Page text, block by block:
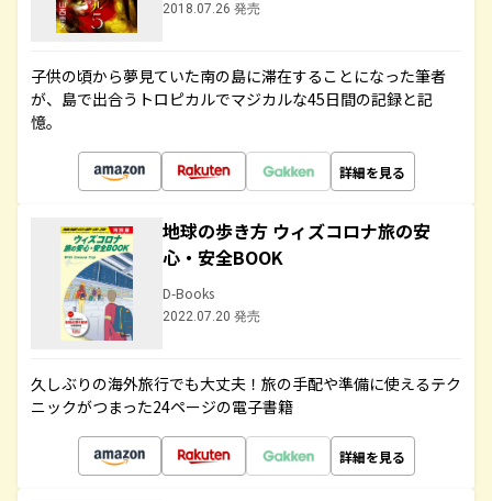
2018.07.26 発売
子供の頃から夢見ていた南の島に滞在することになった筆者
が、島で出合うトロピカルでマジカルな45日間の記録と記
憶。
詳細を見る
地球の歩き方 ウィズコロナ旅の安
心・安全BOOK
D-Books
2022.07.20 発売
久しぶりの海外旅行でも大丈夫！旅の手配や準備に使えるテク
ニックがつまった24ページの電子書籍
詳細を見る